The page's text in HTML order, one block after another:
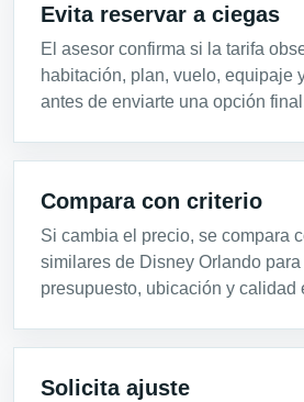
Evita reservar a ciegas
El asesor confirma si la tarifa
habitación, plan, vuelo, equipaje
antes de enviarte una opción
Compara con criterio
Si cambia el precio, se compara
similares de Disney Orlando
presupuesto, ubicación y calidad
Solicita ajuste